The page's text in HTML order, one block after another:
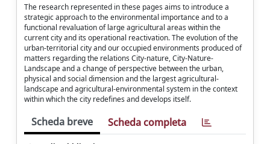
The research represented in these pages aims to introduce a
strategic approach to the environmental importance and to a
functional revaluation of large agricultural areas within the
current city and its operational reactivation. The evolution of the
urban-territorial city and our occupied environments produced of
matters regarding the relations City-nature, City-Nature-
Landscape and a change of perspective between the urban,
physical and social dimension and the largest agricultural-
landscape and agricultural-environmental system in the context
within which the city redefines and develops itself.
Scheda breve Scheda completa